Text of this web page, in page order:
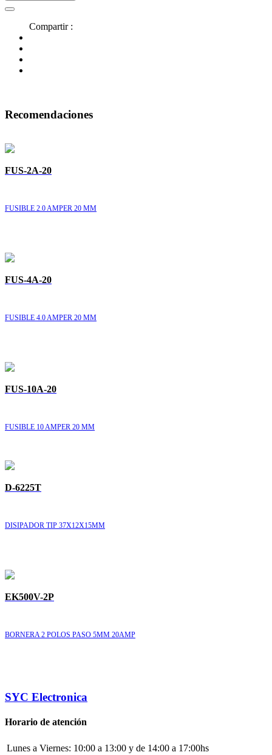
Compartir :
Recomendaciones
FUS-2A-20
FUSIBLE 2.0 AMPER 20 MM
FUS-4A-20
FUSIBLE 4.0 AMPER 20 MM
FUS-10A-20
FUSIBLE 10 AMPER 20 MM
D-6225T
DISIPADOR TIP 37X12X15MM
EK500V-2P
BORNERA 2 POLOS PASO 5MM 20AMP
SYC Electronica
Horario de atención
Lunes a Viernes: 10:00 a 13:00 y de 14:00 a 17:00hs